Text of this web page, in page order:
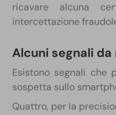
ricavare alcuna
intercettazione
Alcuni segnali
Esistono segnali che
sospetta sullo
Quattro, per la